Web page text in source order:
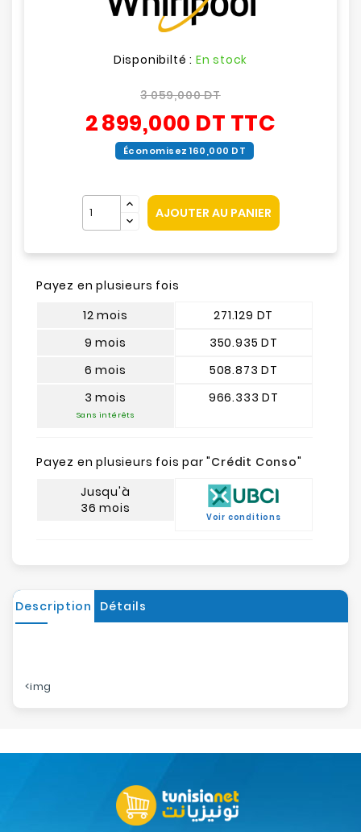
Disponibilté : En stock
3 059,000 DT
2 899,000 DT TTC
Économisez 160,000 DT
AJOUTER AU PANIER
Payez en plusieurs fois
12 mois
9 mois
6 mois
3 mois
Sans intérêts
271.129 DT
350.935 DT
508.873 DT
966.333 DT
Payez en plusieurs fois par "Crédit Conso"
Jusqu'à
36 mois
Voir conditions
Description Détails
<img